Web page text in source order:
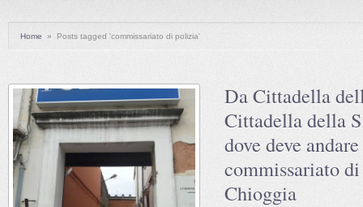
Home » Posts tagged 'commissariato di polizia'
Da Cittadella
Cittadella della
dove deve
commissariato
Chioggia